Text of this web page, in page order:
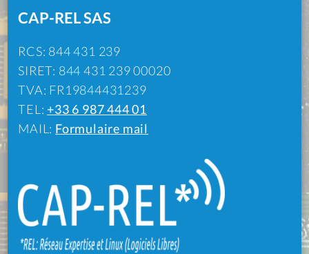
CAP-REL SAS
RCS: 844 431 239
SIRET: 844 431 239 00020
TVA: FR19844431239
TEL: +33 6 987 444 01
MAIL: Formulaire mail